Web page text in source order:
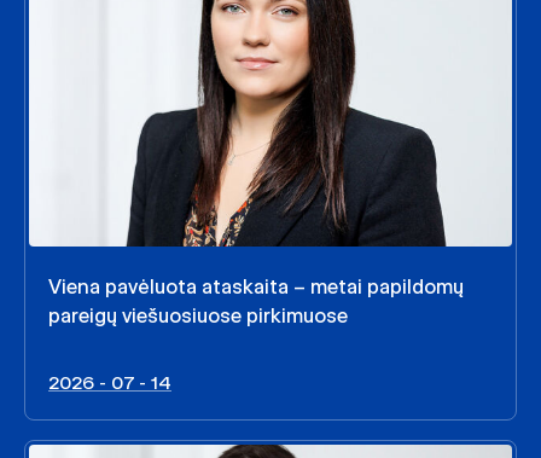
Viena pavėluota ataskaita – metai papildomų
pareigų viešuosiuose pirkimuose
2026 - 07 - 14